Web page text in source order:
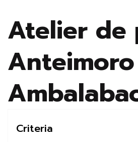
Atelier de
Criteria